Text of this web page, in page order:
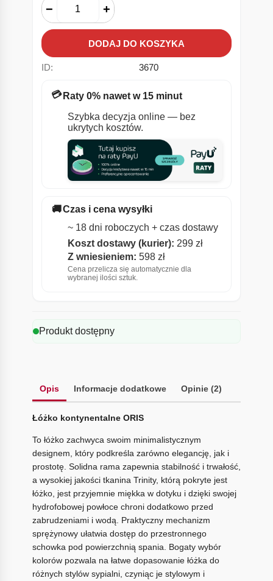
− +
DODAJ DO KOSZYKA
ID: 3670
💳 Raty 0% nawet w 15 minut
Szybka decyzja online — bez
ukrytych kosztów.
🚚Czas i cena wysyłki
~ 18 dni roboczych + czas dostawy
Koszt dostawy (kurier): 299 zł
Z wniesieniem: 598 zł
Cena przelicza się automatycznie dla
wybranej ilości sztuk.
Produkt dostępny
Opis Informacje dodatkowe Opinie (2)
Łóżko kontynentalne ORIS
To łóżko zachwyca swoim minimalistycznym
designem, który podkreśla zarówno elegancję, jak i
prostotę. Solidna rama zapewnia stabilność i trwałość,
a wysokiej jakości tkanina Trinity, którą pokryte jest
łóżko, jest przyjemnie miękka w dotyku i dzięki swojej
hydrofobowej powłoce chroni dodatkowo przed
zabrudzeniami i wodą. Praktyczny mechanizm
sprężynowy ułatwia dostęp do przestronnego
schowka pod powierzchnią spania. Bogaty wybór
kolorów pozwala na łatwe dopasowanie łóżka do
różnych stylów sypialni, czyniąc je stylowym i